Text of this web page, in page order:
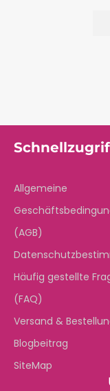
Allgemeine
(AGB)
Häufig gestellte
(FAQ)
Versand &
Blogbeitrag
SiteMap